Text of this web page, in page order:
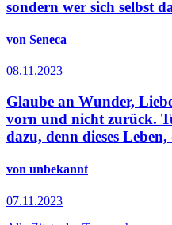
sondern wer sich selbst
von Seneca
08.11.2023
Glaube an Wunder,
vorn und nicht zurück.
dazu, denn dieses
von unbekannt
07.11.2023